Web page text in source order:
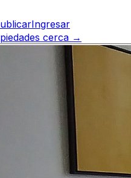
Ingresar
cerca →